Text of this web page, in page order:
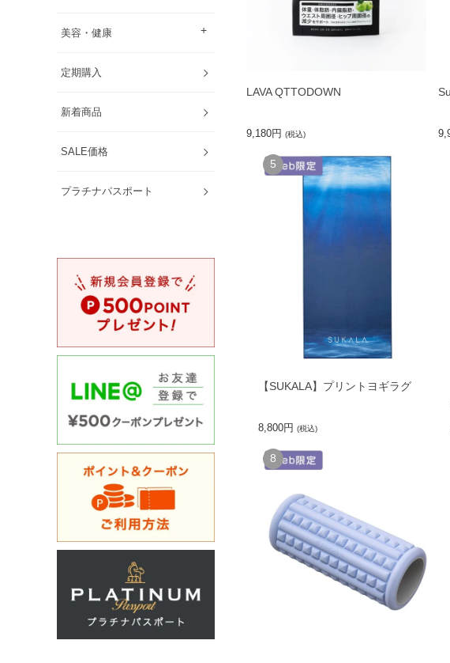
美容・健康
定期購入
新着商品
SALE価格
プラチナパスポート
LAVA QTTODOWN
9,180円 (税込)
5
【SUKALA】プリントヨギラグ
8,800円 (税込)
8